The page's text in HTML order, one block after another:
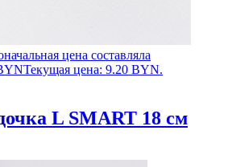
цена составляла
Текущая цена: 9.20 BYN.
L SMART 18 см